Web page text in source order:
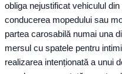
obliga nejustificat vehiculul
conducerea mopedului sau
partea carosabilă numai una
mersul cu spatele pentru
realizarea intenționată a unui